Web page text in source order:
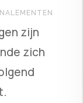
zijn
zich